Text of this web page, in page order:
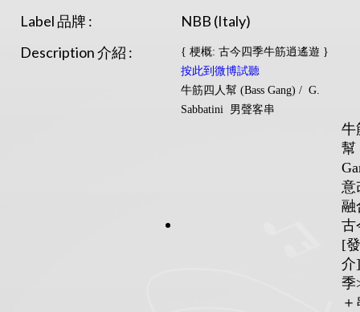
Label 品牌 :
NBB (Italy)
Description 介紹 :
{ 梗概: 古今四季牛筋逍遙遊 }
按此到微博試聽
牛筋四人幫 (Bass Gang) / G.
Sabbatini 男聲客串
牛
幫
意
融
古
[
季